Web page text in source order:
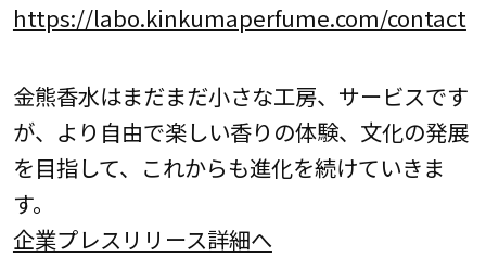
https://labo.kinkumaperfume.com/contact
金熊香水はまだまだ小さな工房、サービスです
が、より自由で楽しい香りの体験、文化の発展
を目指して、これからも進化を続けていきま
す。
企業プレスリリース詳細へ